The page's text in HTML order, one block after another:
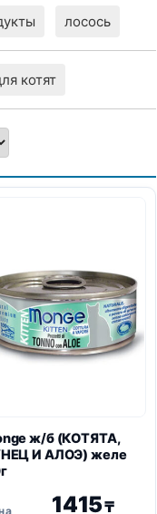
лосось
котят
ж/б (КОТЯТА,
И АЛОЭ) желе
1415₸